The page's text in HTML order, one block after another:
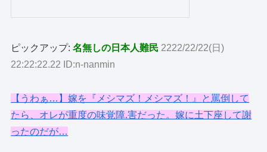
ピックアップ:名無しの日本人難民 2222/22/22(日)
22:22:22.22 ID:n-nanmin
【うわぁ…】嫁を『メシマズ！メシマズ！』と罵倒して
たら、オレが重度の味覚障.害だった。嫁に土下座して謝
ったのだが…